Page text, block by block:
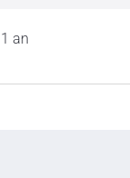
1 an